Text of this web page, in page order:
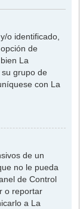
o identificado,
de
La
grupo de
con La
de un
no le pueda
de Control
o reportar
a La